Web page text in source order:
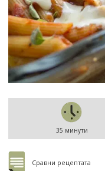
35 минути
Сравни рецептата